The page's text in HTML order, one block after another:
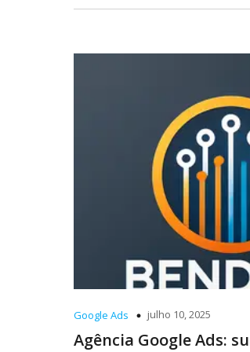
Google Ads julho 10, 2025
Agência Google Ads: